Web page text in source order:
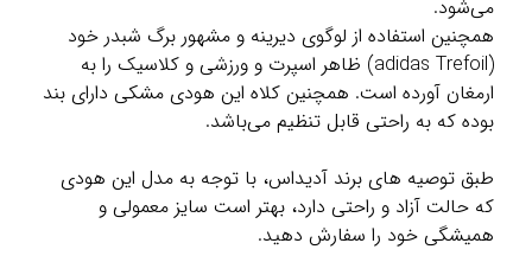
می‌شود.
همچنین استفاده از لوگوی دیرینه و مشهور برگ شبدر خود
(adidas Trefoil) ظاهر اسپرت و ورزشی و کلاسیک را به
ارمغان آورده است. همچنین کلاه این هودی مشکی دارای بند
بوده که به راحتی قابل تنظیم می‌باشد.
طبق توصیه های برند آدیداس، با توجه به مدل این هودی
که حالت آزاد و راحتی دارد، بهتر است سایز معمولی و
همیشگی خود را سفارش دهید.